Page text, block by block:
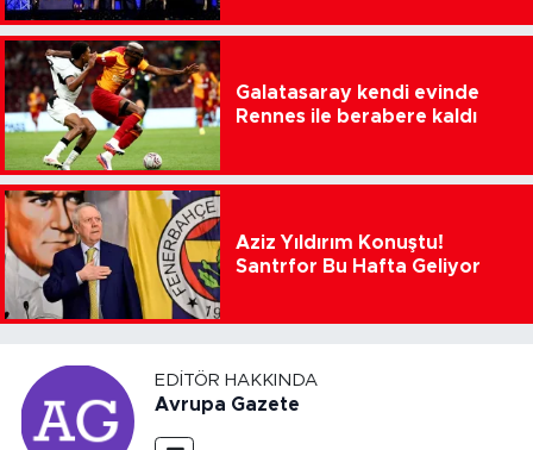
Galatasaray kendi evinde
Rennes ile berabere kaldı
Aziz Yıldırım Konuştu!
Santrfor Bu Hafta Geliyor
EDITÖR HAKKINDA
Avrupa Gazete